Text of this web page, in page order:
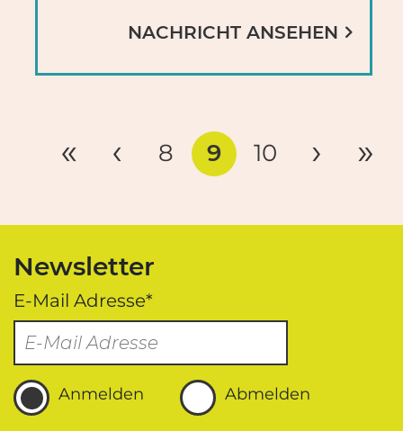
NACHRICHT ANSEHEN
8 9 10
Newsletter
E-Mail Adresse*
Anmelden Abmelden